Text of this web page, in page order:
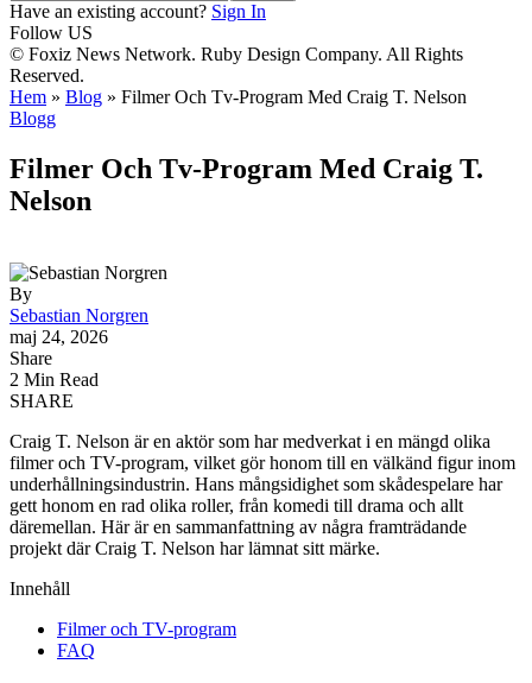
Have an existing account? Sign In
Follow US
© Foxiz News Network. Ruby Design Company. All Rights
Reserved.
Hem » Blog » Filmer Och Tv-Program Med Craig T. Nelson
Blogg
Filmer Och Tv-Program Med Craig T.
Nelson
By
Sebastian Norgren
maj 24, 2026
Share
2 Min Read
SHARE
Craig T. Nelson är en aktör som har medverkat i en mängd olika
filmer och TV-program, vilket gör honom till en välkänd figur inom
underhållningsindustrin. Hans mångsidighet som skådespelare har
gett honom en rad olika roller, från komedi till drama och allt
däremellan. Här är en sammanfattning av några framträdande
projekt där Craig T. Nelson har lämnat sitt märke.
Innehåll
Filmer och TV-program
FAQ